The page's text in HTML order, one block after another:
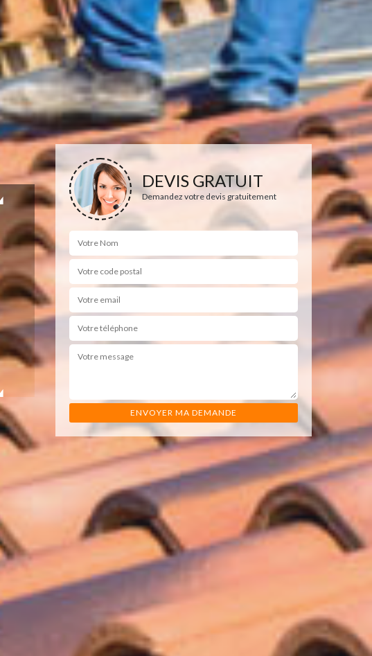
DEVIS GRATUIT
Demandez votre devis gratuitement